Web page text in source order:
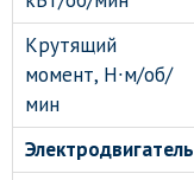
Крутящий
момент, H∙м/об/
мин
Электродвигатель